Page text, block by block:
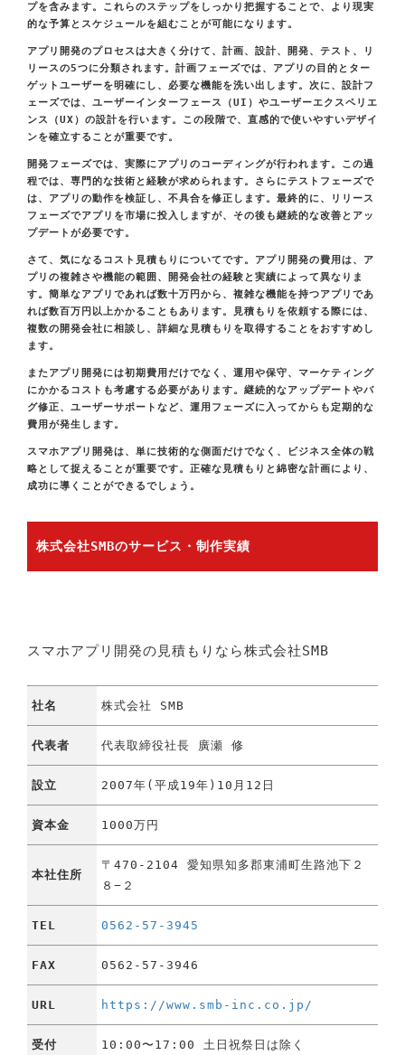
プを含みます。これらのステップをしっかり把握することで、より現実
的な予算とスケジュールを組むことが可能になります。
アプリ開発のプロセスは大きく分けて、計画、設計、開発、テスト、リ
リースの5つに分類されます。計画フェーズでは、アプリの目的とター
ゲットユーザーを明確にし、必要な機能を洗い出します。次に、設計フ
ェーズでは、ユーザーインターフェース（UI）やユーザーエクスペリエ
ンス（UX）の設計を行います。この段階で、直感的で使いやすいデザイ
ンを確立することが重要です。
開発フェーズでは、実際にアプリのコーディングが行われます。この過
程では、専門的な技術と経験が求められます。さらにテストフェーズで
は、アプリの動作を検証し、不具合を修正します。最終的に、リリース
フェーズでアプリを市場に投入しますが、その後も継続的な改善とアッ
プデートが必要です。
さて、気になるコスト見積もりについてです。アプリ開発の費用は、ア
プリの複雑さや機能の範囲、開発会社の経験と実績によって異なりま
す。簡単なアプリであれば数十万円から、複雑な機能を持つアプリであ
れば数百万円以上かかることもあります。見積もりを依頼する際には、
複数の開発会社に相談し、詳細な見積もりを取得することをおすすめし
ます。
またアプリ開発には初期費用だけでなく、運用や保守、マーケティング
にかかるコストも考慮する必要があります。継続的なアップデートやバ
グ修正、ユーザーサポートなど、運用フェーズに入ってからも定期的な
費用が発生します。
スマホアプリ開発は、単に技術的な側面だけでなく、ビジネス全体の戦
略として捉えることが重要です。正確な見積もりと綿密な計画により、
成功に導くことができるでしょう。
株式会社SMBのサービス・制作実績
スマホアプリ開発の見積もりなら株式会社SMB
社名 株式会社 SMB
代表者 代表取締役社長 廣瀬 修
設立 2007年(平成19年)10月12日
資本金 1000万円
本社住所
〒470-2104 愛知県知多郡東浦町生路池下２
８−２
TEL 0562-57-3945
FAX 0562-57-3946
URL https://www.smb-inc.co.jp/
受付 10:00〜17:00 土日祝祭日は除く